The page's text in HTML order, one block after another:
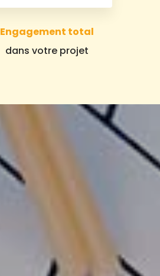
Engagement total
dans votre projet